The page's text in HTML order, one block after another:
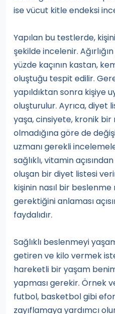
ise vücut kitle endeksi
Yapılan bu testlerde,
şekilde incelenir.
yüzde kaçının kastan,
oluştuğu tespit edilir.
yapıldıktan sonra kişiye
oluşturulur. Ayrıca, diyet
yaşa, cinsiyete, kronik bir
olmadığına göre de
uzmanı gerekli
sağlıklı, vitamin
oluşan bir diyet listesi
kişinin nasıl bir
gerektiğini anlaması
faydalıdır.
Sağlıklı beslenmeyi
getiren ve kilo vermek
hareketli bir yaşam
yapması gerekir. Örnek
futbol, basketbol gibi
zayıflamaya yardımcı